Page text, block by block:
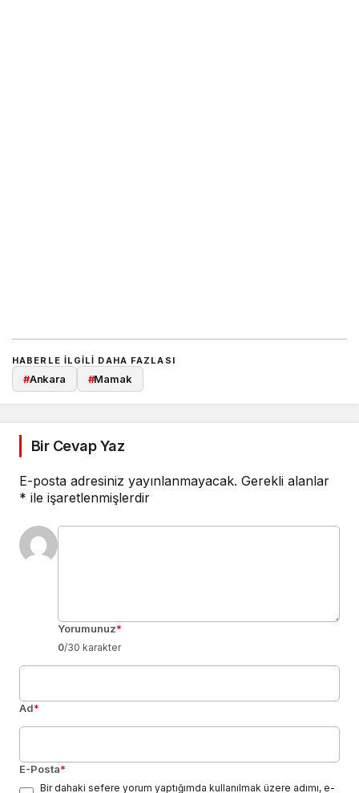
HABERLE ILGILI DAHA FAZLASI
#Ankara #Mamak
Bir Cevap Yaz
E-posta adresiniz yayınlanmayacak. Gerekli alanlar
* ile işaretlenmişlerdir
Yorumunuz*
0/30 karakter
Ad*
E-Posta*
Bir dahaki sefere yorum yaptığımda kullanılmak üzere adımı, e-